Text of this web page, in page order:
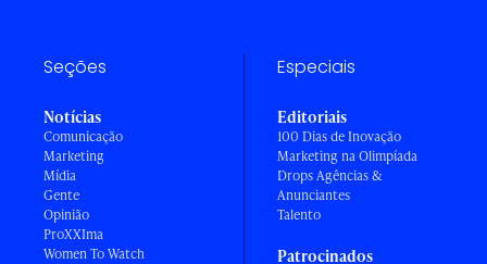
Seções
Notícias
Comunicação
Marketing
Mídia
Gente
Opinião
ProXXIma
Women To Watch
Especiais
Editoriais
100 Dias de Inovação
Marketing na Olimpíada
Drops Agências &
Anunciantes
Talento
Patrocinados